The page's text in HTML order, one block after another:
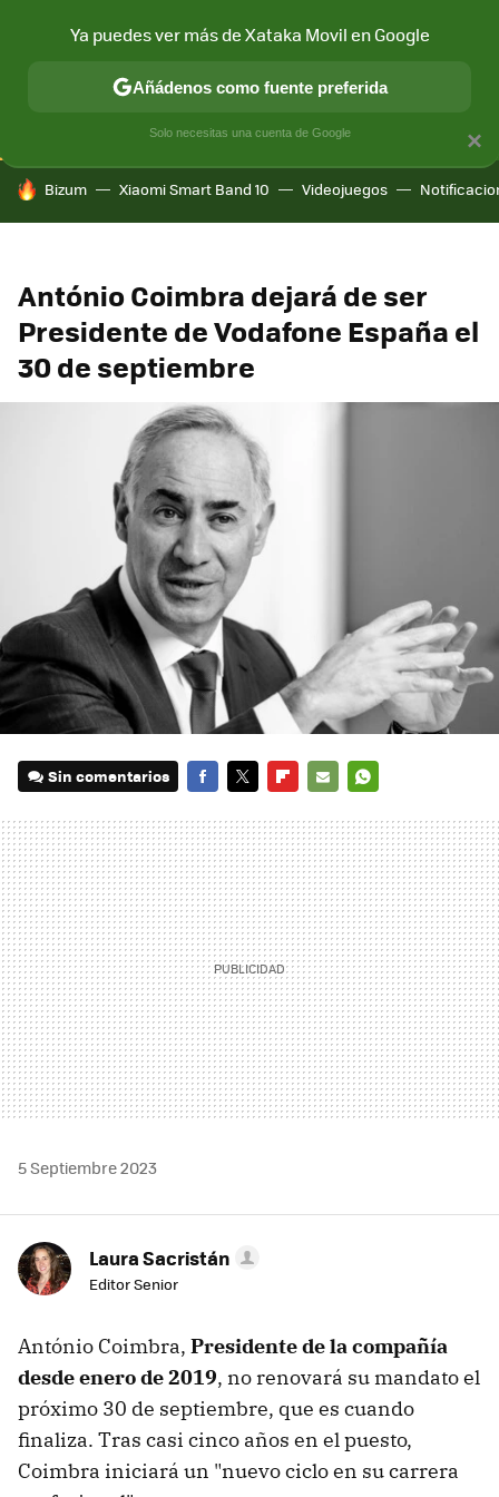
CONECTIVIDAD MÓVIL Y SOCIEDAD APLICACIONES
HOY SE HABLA DE
Bizum Xiaomi Smart Band 10 Videojuegos
António Coimbra dejará de ser
Presidente de Vodafone España el
30 de septiembre
Sin comentarios
MAIL
5 Septiembre 2023
Laura Sacristán
Editor Senior
António Coimbra, Presidente de la compañía
desde enero de 2019, no renovará su mandato el
próximo 30 de septiembre, que es cuando
finaliza. Tras casi cinco años en el puesto,
Coimbra iniciará un "nuevo ciclo en su carrera
×
Ya puedes ver más de Xataka Movil en Google
Añádenos como fuente preferida
Solo necesitas una cuenta de Google